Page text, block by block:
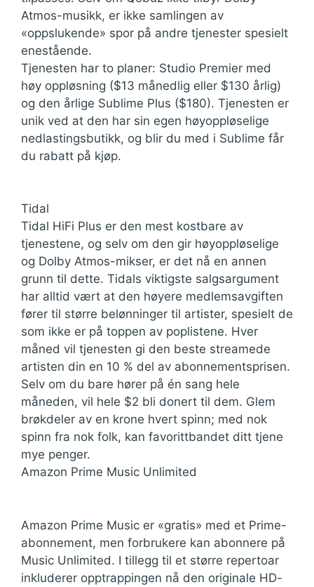
Atmos-musikk, er ikke samlingen av
«oppslukende» spor på andre tjenester spesielt
enestående.
Tjenesten har to planer: Studio Premier med
høy oppløsning ($13 månedlig eller $130 årlig)
og den årlige Sublime Plus ($180). Tjenesten er
unik ved at den har sin egen høyoppløselige
nedlastingsbutikk, og blir du med i Sublime får
du rabatt på kjøp.
Tidal
Tidal HiFi Plus er den mest kostbare av
tjenestene, og selv om den gir høyoppløselige
og Dolby Atmos-mikser, er det nå en annen
grunn til dette. Tidals viktigste salgsargument
har alltid vært at den høyere medlemsavgiften
fører til større belønninger til artister, spesielt de
som ikke er på toppen av poplistene. Hver
måned vil tjenesten gi den beste streamede
artisten din en 10 % del av abonnementsprisen.
Selv om du bare hører på én sang hele
måneden, vil hele $2 bli donert til dem. Glem
brøkdeler av en krone hvert spinn; med nok
spinn fra nok folk, kan favorittbandet ditt tjene
mye penger.
Amazon Prime Music Unlimited
Amazon Prime Music er «gratis» med et Prime-
abonnement, men forbrukere kan abonnere på
Music Unlimited. I tillegg til et større repertoar
inkluderer opptrappingen nå den originale HD-